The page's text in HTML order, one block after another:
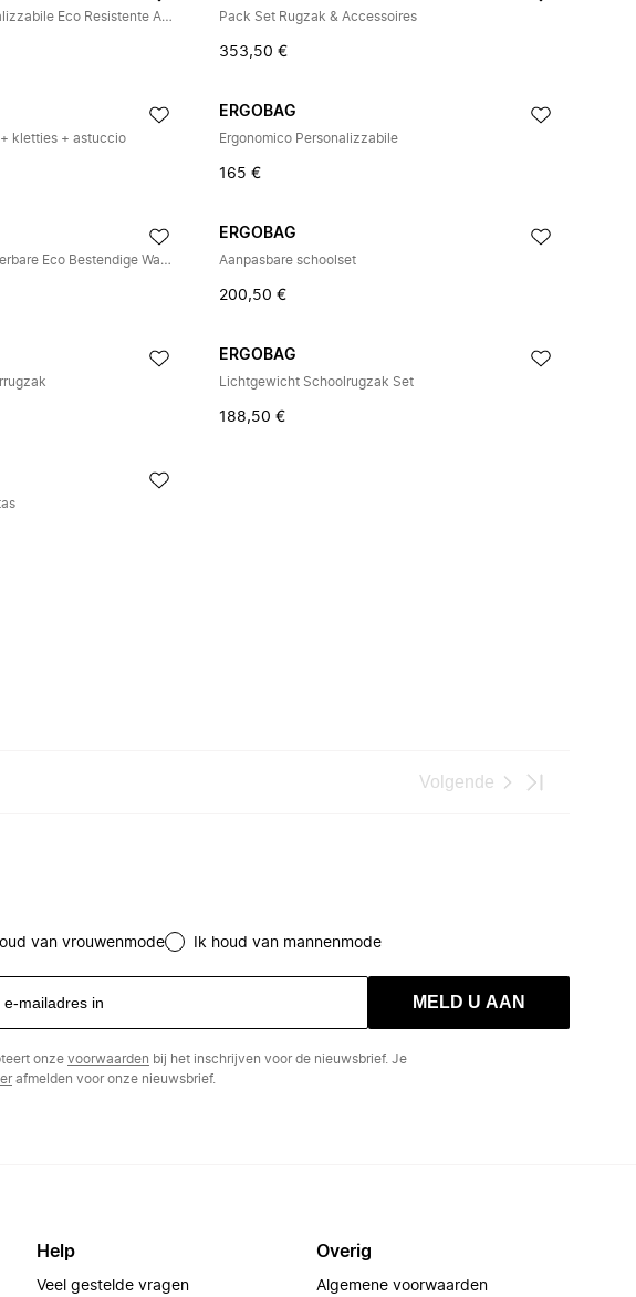
Zaino Ergonomico Personalizzabile Eco Resistente Acqua PRIME stargaz Pack Set Rugzak & Accessoires
353,50 €
kletties + astuccio
ERGOBAG
Ergonomico Personalizzabile
165 €
Ergonomische Personaliseerbare Eco Bestendige Water Vuil Roze Bearjamas
ERGOBAG
Aanpasbare schoolset
200,50 €
ERGOBAG
Lichtgewicht Schoolrugzak Set
188,50 €
Volgende
van vrouwenmode Ik houd van mannenmode
MELD U AAN
onze voorwaarden bij het inschrijven voor de nieuwsbrief. Je
afmelden voor onze nieuwsbrief.
Help
Veel gestelde vragen
Overig
Algemene voorwaarden